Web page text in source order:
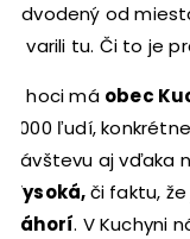
odvodený od
a varili tu. Či to je
A hoci má obec
2000 ľudí,
návštevu aj vďaka
Vysoká,či faktu,
Záhorí. V Kuchyni